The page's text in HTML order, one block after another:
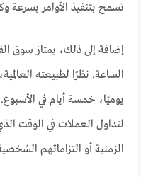
تسمح بتنفيذ الأوامر بسرعة
إضافة إلى ذلك، يمتاز سوق
يوميًا، خمسة أيام في
لتداول العملات في الوقت
الزمنية أو التزاماتهم